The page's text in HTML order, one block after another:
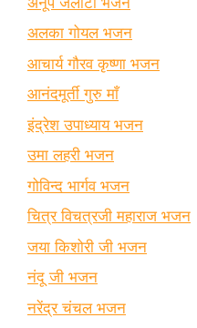
अलका गोयल भजन
आचार्य गौरव कृष्णा भजन
आनंदमूर्ती गुरु माँ
इंद्रेश उपाध्याय भजन
उमा लहरी भजन
गोविन्द भार्गव भजन
चित्र विचत्रजी महाराज भजन
जया किशोरी जी भजन
नंदू जी भजन
नरेंद्र चंचल भजन